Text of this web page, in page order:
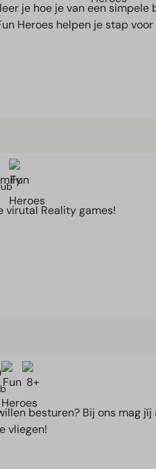
je hoe je van een
Heroes helpen je stap
virutal Reality games!
besturen? Bij ons mag
vliegen!